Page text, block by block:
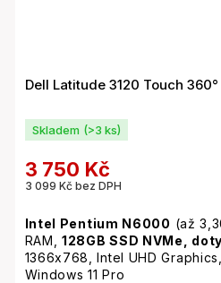
Dell Latitude 3120 Touch 360°
Skladem (>3 ks)
3 099 Kč bez DPH
3 750 Kč
Intel Pentium N6000 (až
RAM, 128GB SSD NVMe,
1366x768, Intel UHD
Windows 11 Pro